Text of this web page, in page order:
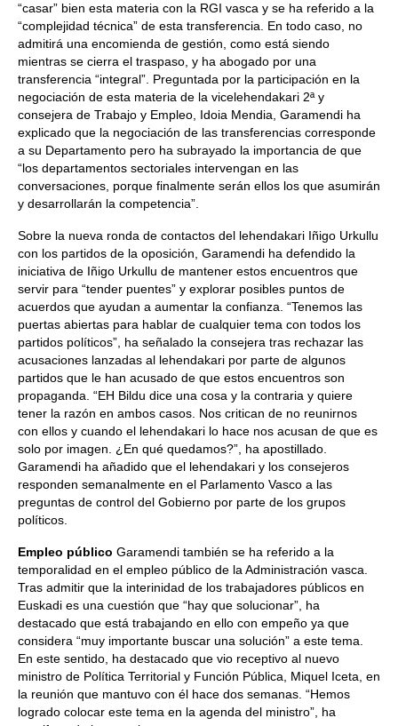
“casar” bien esta materia con la RGI vasca y se ha referido a la
“complejidad técnica” de esta transferencia. En todo caso, no
admitirá una encomienda de gestión, como está siendo
mientras se cierra el traspaso, y ha abogado por una
transferencia “integral”. Preguntada por la participación en la
negociación de esta materia de la vicelehendakari 2ª y
consejera de Trabajo y Empleo, Idoia Mendia, Garamendi ha
explicado que la negociación de las transferencias corresponde
a su Departamento pero ha subrayado la importancia de que
“los departamentos sectoriales intervengan en las
conversaciones, porque finalmente serán ellos los que asumirán
y desarrollarán la competencia”.
Sobre la nueva ronda de contactos del lehendakari Iñigo Urkullu
con los partidos de la oposición, Garamendi ha defendido la
iniciativa de Iñigo Urkullu de mantener estos encuentros que
servir para “tender puentes” y explorar posibles puntos de
acuerdos que ayudan a aumentar la confianza. “Tenemos las
puertas abiertas para hablar de cualquier tema con todos los
partidos políticos”, ha señalado la consejera tras rechazar las
acusaciones lanzadas al lehendakari por parte de algunos
partidos que le han acusado de que estos encuentros son
propaganda. “EH Bildu dice una cosa y la contraria y quiere
tener la razón en ambos casos. Nos critican de no reunirnos
con ellos y cuando el lehendakari lo hace nos acusan de que es
solo por imagen. ¿En qué quedamos?”, ha apostillado.
Garamendi ha añadido que el lehendakari y los consejeros
responden semanalmente en el Parlamento Vasco a las
preguntas de control del Gobierno por parte de los grupos
políticos.
Empleo público Garamendi también se ha referido a la
temporalidad en el empleo público de la Administración vasca.
Tras admitir que la interinidad de los trabajadores públicos en
Euskadi es una cuestión que “hay que solucionar”, ha
destacado que está trabajando en ello con empeño ya que
considera “muy importante buscar una solución” a este tema.
En este sentido, ha destacado que vio receptivo al nuevo
ministro de Política Territorial y Función Pública, Miquel Iceta, en
la reunión que mantuvo con él hace dos semanas. “Hemos
logrado colocar este tema en la agenda del ministro”, ha